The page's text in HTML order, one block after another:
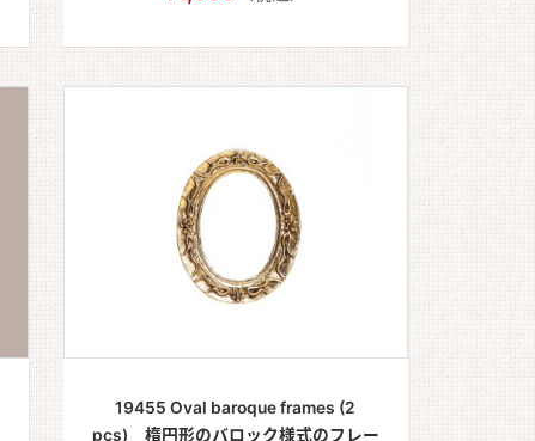
19455 Oval baroque frames (2
pcs) 楕円形のバロック様式のフレー